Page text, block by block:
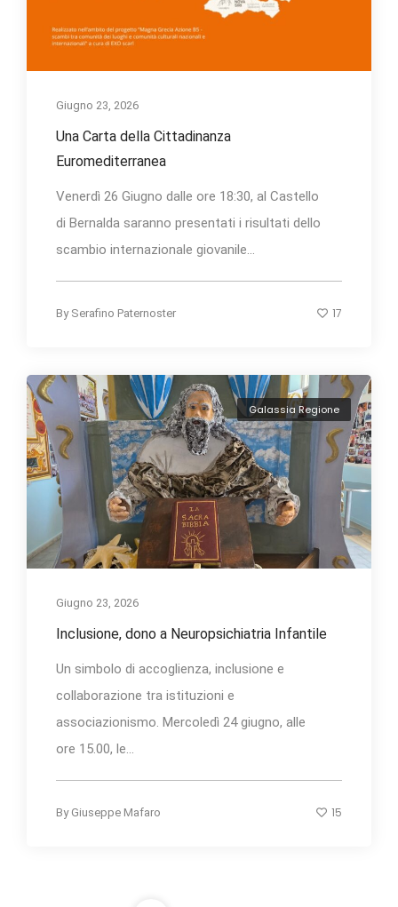
Giugno 23, 2026
Una Carta della Cittadinanza
Euromediterranea
Venerdì 26 Giugno dalle ore 18:30, al Castello
di Bernalda saranno presentati i risultati dello
scambio internazionale giovanile...
By Serafino Paternoster 17
Galassia Regione
Giugno 23, 2026
Inclusione, dono a Neuropsichiatria Infantile
Un simbolo di accoglienza, inclusione e
collaborazione tra istituzioni e
associazionismo. Mercoledì 24 giugno, alle
ore 15.00, le...
By Giuseppe Mafaro 15